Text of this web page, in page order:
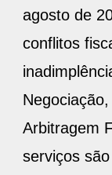
agosto de
conflitos
Arbitragem
serviços